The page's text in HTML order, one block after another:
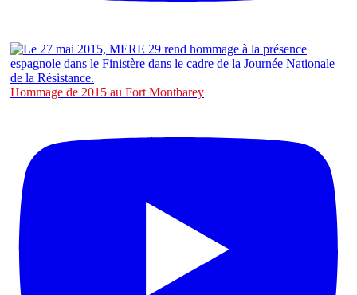
Hommage de 2015 au Fort Montbarey